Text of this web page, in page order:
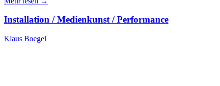
Installation / Medienkunst / Performance
Klaus Boegel